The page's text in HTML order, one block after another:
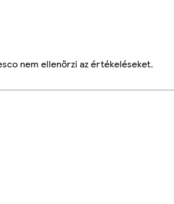
nem ellenőrzi az értékeléseket.